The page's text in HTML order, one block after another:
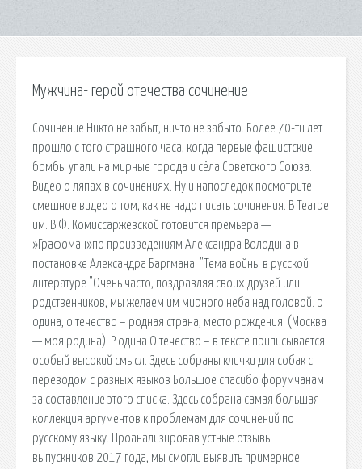
Мужчина- герой отечества сочинение
Сочинение Никто не забыт, ничто не забыто. Более 70-ти лет
прошло с того страшного часа, когда первые фашистские
бомбы упали на мирные города и сёла Советского Союза.
Видео о ляпах в сочинениях. Ну и напоследок посмотрите
смешное видео о том, как не надо писать сочинения. В Театре
им. В.Ф. Комиссаржевской готовится премьера —
»Графоман»по произведениям Александра Володина в
постановке Александра Баргмана. "Тема войны в русской
литературе "Очень часто, поздравляя своих друзей или
родственников, мы желаем им мирного неба над головой. р
одина, о течество – родная страна, место рождения. (Москва
— моя родина). Р одина О течество – в тексте приписывается
особый высокий смысл. Здесь собраны клички для собак с
переводом с разных языков Большое спасибо форумчанам
за составление этого списка. Здесь собрана самая большая
коллекция аргументов к проблемам для сочинений по
русскому языку. Проанализировав устные отзывы
выпускников 2017 года, мы смогли выявить примерное